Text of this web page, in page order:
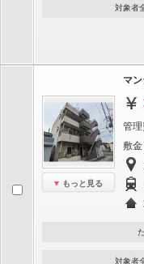
対象者
もっと見る
マ
管理
敷金
対象者